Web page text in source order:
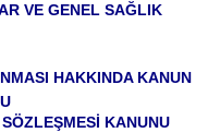
VE GENEL SAĞLIK
HAKKINDA KANUN
KANUNU